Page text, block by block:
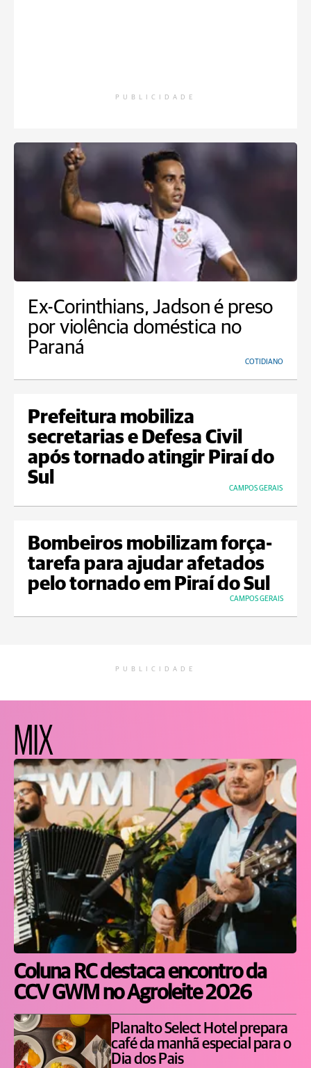
PUBLICIDADE
Ex-Corinthians, Jadson é preso
por violência doméstica no
Paraná
COTIDIANO
Prefeitura mobiliza
secretarias e Defesa Civil
após tornado atingir Piraí do
Sul
CAMPOS GERAIS
Bombeiros mobilizam força-
tarefa para ajudar afetados
pelo tornado em Piraí do Sul
CAMPOS GERAIS
PUBLICIDADE
MIX
Coluna RC destaca encontro da
CCV GWM no Agroleite 2026
Planalto Select Hotel prepara
café da manhã especial para o
Dia dos Pais